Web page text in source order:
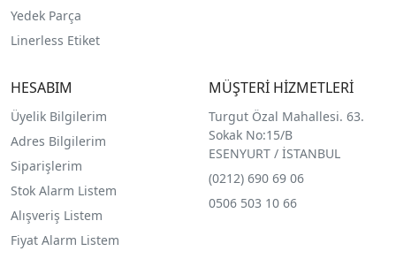
Yedek Parça
Linerless Etiket
HESABIM
Üyelik Bilgilerim
Adres Bilgilerim
Siparişlerim
Stok Alarm Listem
Alışveriş Listem
Fiyat Alarm Listem
MÜŞTERİ HİZMETLERİ
Turgut Özal Mahallesi. 63.
Sokak No:15/B
ESENYURT / İSTANBUL
(0212) 690 69 06
0506 503 10 66